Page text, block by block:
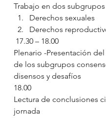
Trabajo en dos subgrupos
Derechos sexuales
Derechos
17.30 – 18.00
Plenario -Presentación
de los subgrupos
disensos y desafíos
18.00
Lectura de conclusiones
jornada